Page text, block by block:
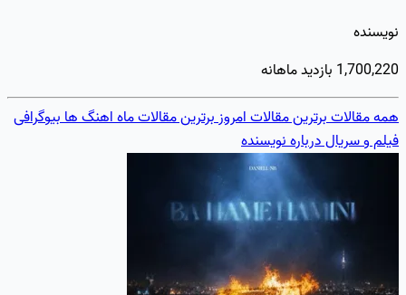
نویسنده
1,700,220 بازدید ماهانه
همه مقالاتبرترین مقالات امروزبرترین مقالات ماهاهنگ هابیوگرافی
فیلم و سریالدرباره نویسنده